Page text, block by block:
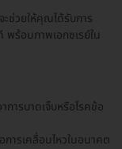
ช่วยให้คุณได้รับการ
พร้อมภาพเอกซเรย์ใน
ารบาดเจ็บหรือโรคข้อ
ารเคลื่อนไหวในอนาคต